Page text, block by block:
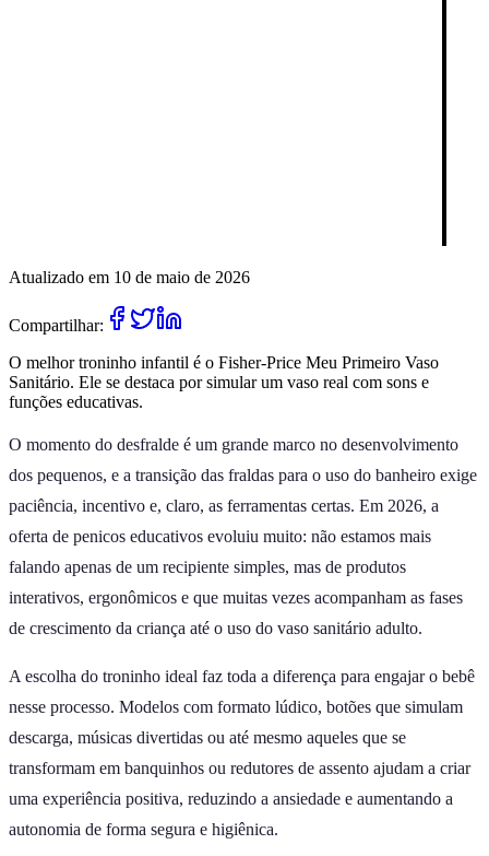
Atualizado em 10 de maio de 2026
Compartilhar:
O melhor troninho infantil é o Fisher-Price Meu Primeiro Vaso
Sanitário. Ele se destaca por simular um vaso real com sons e
funções educativas.
O momento do desfralde é um grande marco no desenvolvimento
dos pequenos, e a transição das fraldas para o uso do banheiro exige
paciência, incentivo e, claro, as ferramentas certas. Em 2026, a
oferta de penicos educativos evoluiu muito: não estamos mais
falando apenas de um recipiente simples, mas de produtos
interativos, ergonômicos e que muitas vezes acompanham as fases
de crescimento da criança até o uso do vaso sanitário adulto.
A escolha do troninho ideal faz toda a diferença para engajar o bebê
nesse processo. Modelos com formato lúdico, botões que simulam
descarga, músicas divertidas ou até mesmo aqueles que se
transformam em banquinhos ou redutores de assento ajudam a criar
uma experiência positiva, reduzindo a ansiedade e aumentando a
autonomia de forma segura e higiênica.